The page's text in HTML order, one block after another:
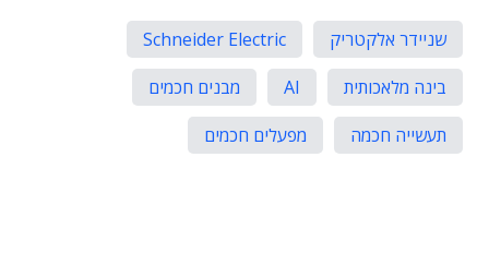
שניידר אלקטריק
Schneider Electric
בינה מלאכותית
AI
מבנים חכמים
תעשייה חכמה
מפעלים חכמים